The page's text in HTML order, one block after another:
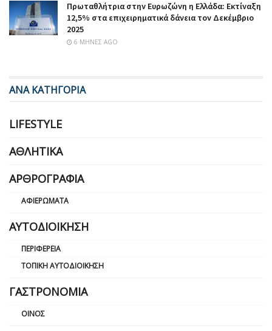
Πρωταθλήτρια στην Ευρωζώνη η Ελλάδα: Εκτίναξη
12,5% στα επιχειρηματικά δάνεια τον Δεκέμβριο
2025
6 ΜΉΝΕΣ AGO
ΑΝΑ ΚΑΤΗΓΟΡΙΑ
LIFESTYLE
ΑΘΛΗΤΙΚΆ
ΑΡΘΡΟΓΡΑΦΊΑ
ΑΦΙΕΡΏΜΑΤΑ
ΑΥΤΟΔΙΟΊΚΗΣΗ
ΠΕΡΙΦΈΡΕΙΑ
ΤΟΠΙΚΉ ΑΥΤΟΔΙΟΊΚΗΣΗ
ΓΑΣΤΡΟΝΟΜΊΑ
ΟΊΝΟΣ